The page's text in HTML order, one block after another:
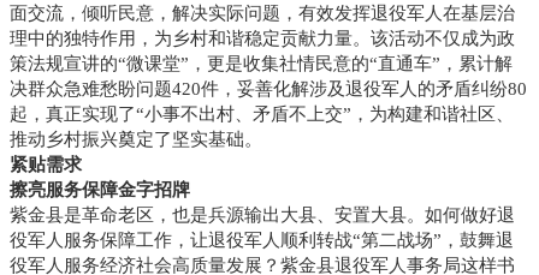
面交流，倾听民意，解决实际问题，有效发挥退役军人在基层治
理中的独特作用，为乡村和谐稳定贡献力量。该活动不仅成为政
策法规宣讲的“微课堂”，更是收集社情民意的“直通车”，累计解
决群众急难愁盼问题420件，妥善化解涉及退役军人的矛盾纠纷80
起，真正实现了“小事不出村、矛盾不上交”，为构建和谐社区、
推动乡村振兴奠定了坚实基础。
紧贴需求
擦亮服务保障金字招牌
紫金县是革命老区，也是兵源输出大县、安置大县。如何做好退
役军人服务保障工作，让退役军人顺利转战“第二战场”，鼓舞退
役军人服务经济社会高质量发展？紫金县退役军人事务局这样书